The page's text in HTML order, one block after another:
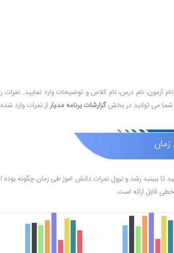
نام آزمون، نام درس، نام کلاس و توضیحات وارد نمایید.
شما می توانید در بخشگزارشات برنامه مدیاراز نمرات وارد شده
تا ببینید رشد و نزول نمرات دانش اموز طی زمان
قابل ارائه است